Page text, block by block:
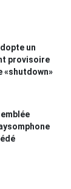
un
provisoire
«shutdown»